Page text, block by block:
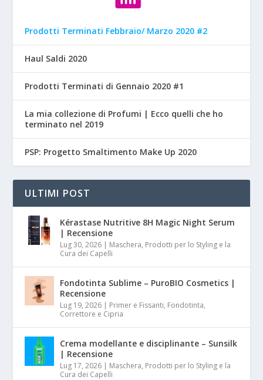
Prodotti Terminati Febbraio/ Marzo 2020 #2
Haul Saldi 2020
Prodotti Terminati di Gennaio 2020 #1
La mia collezione di Profumi | Ecco quelli che ho
terminato nel 2019
PSP: Progetto Smaltimento Make Up 2020
ULTIMI POST
Kérastase Nutritive 8H Magic Night Serum
| Recensione
Lug 30, 2026 | Maschera, Prodotti per lo Styling e la
Cura dei Capelli
Fondotinta Sublime – PuroBIO Cosmetics |
Recensione
Lug 19, 2026 | Primer e Fissanti, Fondotinta,
Correttore e Cipria
Crema modellante e disciplinante – Sunsilk
| Recensione
Lug 17, 2026 | Maschera, Prodotti per lo Styling e la
Cura dei Capelli